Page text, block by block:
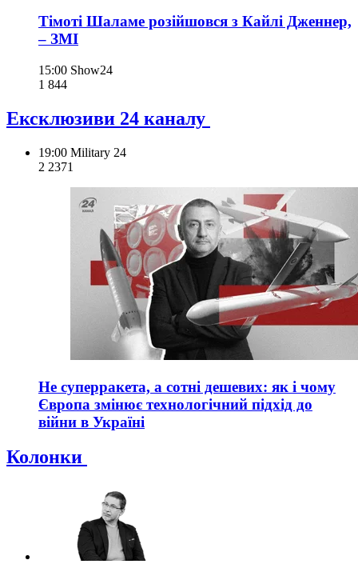
Тімоті Шаламе розійшовся з Кайлі Дженнер,
– ЗМІ
15:00 Show24
1 844
Ексклюзиви 24 каналу
19:00 Military 24
2 2371
Не суперракета, а сотні дешевих: як і чому
Європа змінює технологічний підхід до
війни в Україні
Колонки